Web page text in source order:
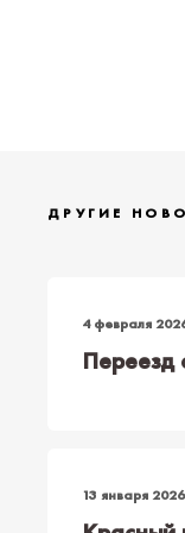
ДРУГИЕ
4 февраля
Переезд
13 января